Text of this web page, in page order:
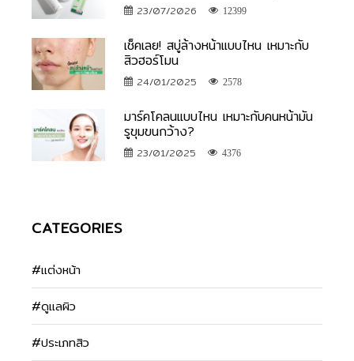
23/07/2026 12399
เช็คเลย! สบู่ล้างหน้าแบบไหน เหมาะกับ
สิวฮอร์โมน
24/01/2025 2578
มาร์คโคลนแบบไหน เหมาะกับคนหน้ามัน
รูขุมขนกว้าง?
23/01/2025 4376
CATEGORIES
#แต่งหน้า
#ดูแลผิว
#ประเภทสิว